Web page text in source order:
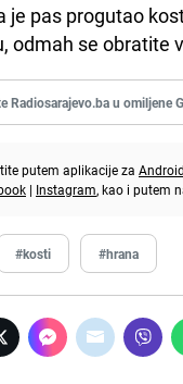
je pas progutao
odmah se obratite
Radiosarajevo.ba u omiljene
putem aplikacije za Android
| Instagram, kao i putem
#kosti #hrana